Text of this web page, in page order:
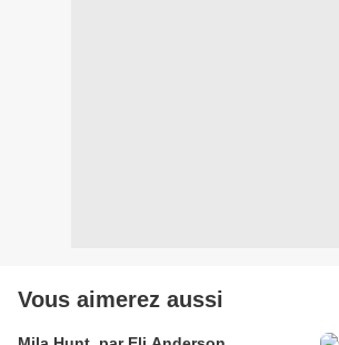
Vous aimerez aussi